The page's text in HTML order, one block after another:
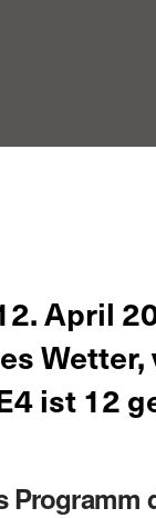
April
Wetter,
ist 12
Programm